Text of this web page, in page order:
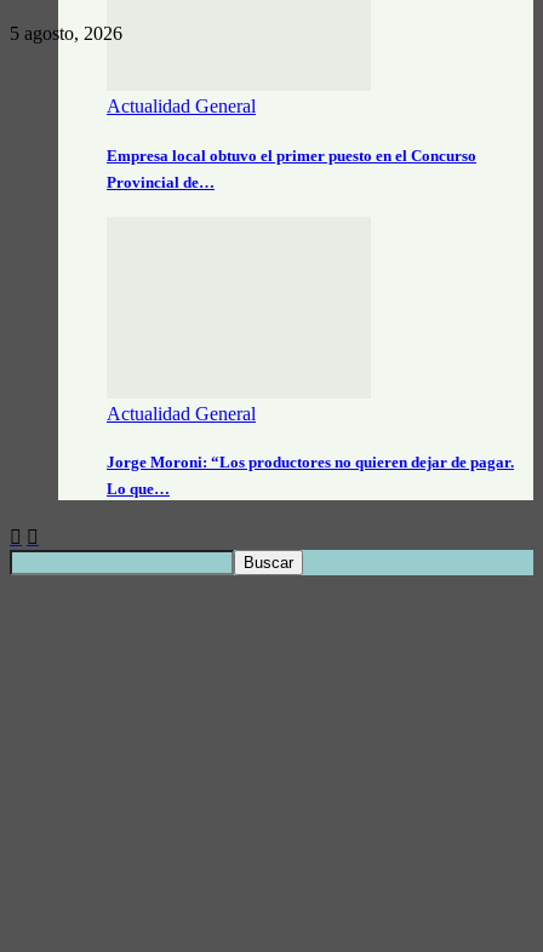
Actualidad General
Empresa local obtuvo el primer puesto en el Concurso
Provincial de…
Actualidad General
Jorge Moroni: “Los productores no quieren dejar de pagar.
Lo que…
5 agosto, 2026